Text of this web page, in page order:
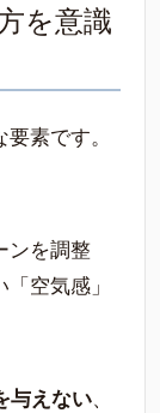
を意識
素です。
ンを調整
空気感」
与えない、